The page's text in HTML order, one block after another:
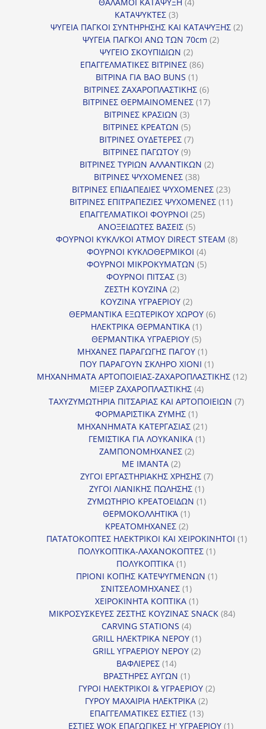
ΚΑΤΑΨΥΚΤΕΣ 33
προϊόντα
ΨΥΓΕΙΑ ΠΑΓΚΟΙ ΣΥΝΤΗΡΗΣΗΣ ΚΑΙ ΚΑΤΑΨΥΞΗΣ 22
ΨΥΓΕΙΑ ΠΑΓΚΟΙ ΑΝΩ ΤΩΝ 70cm 22
ΨΥΓΕΙΟ ΣΚΟΥΠΙΔΙΩΝ 22
προϊόντα
ΕΠΑΓΓΕΛΜΑΤΙΚΕΣ ΒΙΤΡΙΝΕΣ 8686
ΒΙΤΡΙΝΑ ΓΙΑ BAO BUNS 11
προϊόν
ΒΙΤΡΙΝΕΣ ΖΑΧΑΡΟΠΛΑΣΤΙΚΗΣ 66
προϊόντα
ΒΙΤΡΙΝΕΣ ΘΕΡΜΑΙΝΟΜΕΝΕΣ 1717
ΒΙΤΡΙΝΕΣ ΚΡΑΣΙΩΝ 33
προϊόντα
ΒΙΤΡΙΝΕΣ ΚΡΕΑΤΩΝ 55
προϊόντα
ΒΙΤΡΙΝΕΣ ΟΥΔΕΤΕΡΕΣ 77
ΒΙΤΡΙΝΕΣ ΠΑΓΩΤΟΥ 99
προϊόντα
ΒΙΤΡΙΝΕΣ ΤΥΡΙΩΝ ΑΛΛΑΝΤΙΚΩΝ 22
ΒΙΤΡΙΝΕΣ ΨΥΧΟΜΕΝΕΣ 3838
προϊόντα
ΒΙΤΡΙΝΕΣ ΕΠΙΔΑΠΕΔΙΕΣ ΨΥΧΟΜΕΝΕΣ 2323
προϊόντα
ΒΙΤΡΙΝΕΣ ΕΠΙΤΡΑΠΕΖΙΕΣ ΨΥΧΟΜΕΝΕΣ 1111
ΕΠΑΓΓΕΛΜΑΤΙΚΟΙ ΦΟΥΡΝΟΙ 2525
ΑΝΟΞΕΙΔΩΤΕΣ ΒΑΣΕΙΣ 55
προϊόντα
ΦΟΥΡΝΟΙ ΚΥΚΛ/ΚΟΙ ΑΤΜΟΥ DIRECT STEAM 88
ΦΟΥΡΝΟΙ ΚΥΚΛΟΘΕΡΜΙΚΟΙ 44
προϊόντα
ΦΟΥΡΝΟΙ ΜΙΚΡΟΚΥΜΑΤΩΝ 55
ΦΟΥΡΝΟΙ ΠΙΤΣΑΣ 33
ΖΕΣΤΗ ΚΟΥΖΙΝΑ 22
προϊόντα
ΚΟΥΖΙΝΑ ΥΓΡΑΕΡΙΟΥ 22
προϊόντα
ΘΕΡΜΑΝΤΙΚΑ ΕΞΩΤΕΡΙΚΟΥ ΧΩΡΟΥ 66
ΗΛΕΚΤΡΙΚΑ ΘΕΡΜΑΝΤΙΚΑ 11
προϊόν
ΘΕΡΜΑΝΤΙΚΑ ΥΓΡΑΕΡΙΟΥ 55
προϊόντα
ΜΗΧΑΝΕΣ ΠΑΡΑΓΩΓΗΣ ΠΑΓΟΥ 11
προϊόν
ΠΟΥ ΠΑΡΑΓΟΥΝ ΣΚΛΗΡΟ ΧΙΟΝΙ 11
προϊόν
ΜΗΧΑΝΗΜΑΤΑ ΑΡΤΟΠΟΙΕΙΑΣ-ΖΑΧΑΡΟΠΛΑΣΤΙΚΗΣ 1212
ΜΙΞΕΡ ΖΑΧΑΡΟΠΛΑΣΤΙΚΗΣ 44
προϊόντα
ΤΑΧΥΖΥΜΩΤΗΡΙΑ ΠΙΤΣΑΡΙΑΣ ΚΑΙ ΑΡΤΟΠΟΙΕΙΩΝ 77
ΦΟΡΜΑΡΙΣΤΙΚΑ ΖΥΜΗΣ 11
προϊόν
ΜΗΧΑΝΗΜΑΤΑ ΚΑΤΕΡΓΑΣΙΑΣ 2121
προϊόντα
ΓΕΜΙΣΤΙΚΑ ΓΙΑ ΛΟΥΚΑΝΙΚΑ 11
ΖΑΜΠΟΝΟΜΗΧΑΝΕΣ 22
ΜΕ ΙΜΑΝΤΑ 22
προϊόντα
ΖΥΓΟΙ ΕΡΓΑΣΤΗΡΙΑΚΗΣ ΧΡΗΣΗΣ 77
ΖΥΓΟΙ ΛΙΑΝΙΚΗΣ ΠΩΛΗΣΗΣ 11
προϊόν
ΖΥΜΩΤΗΡΙΟ ΚΡΕΑΤΟΕΙΔΩΝ 11
ΘΕΡΜΟΚΟΛΛΗΤΙΚΆ 11
προϊόν
ΚΡΕΑΤΟΜΗΧΑΝΕΣ 22
προϊόντα
ΠΑΤΑΤΟΚΟΠΤΕΣ ΗΛΕΚΤΡΙΚΟΙ ΚΑΙ ΧΕΙΡΟΚΙΝΗΤΟΙ 11
ΠΟΛΥΚΟΠΤΙΚΑ-ΛΑΧΑΝΟΚΟΠΤΕΣ 11
ΠΟΛΥΚΟΠΤΙΚΑ 11
προϊόν
ΠΡΙΟΝΙ ΚΟΠΗΣ ΚΑΤΕΨΥΓΜΕΝΩΝ 11
ΣΝΙΤΣΕΛΟΜΗΧΑΝΕΣ 11
προϊόν
ΧΕΙΡΟΚΙΝΗΤΑ ΚΟΠΤΙΚΑ 11
προϊόν
ΜΙΚΡΟΣΥΣΚΕΥΕΣ ΖΕΣΤΗΣ ΚΟΥΖΙΝΑΣ SNACK 8484
CARVING STATIONS 44
προϊόντα
GRILL ΗΛΕΚΤΡΙΚΑ ΝΕΡΟΥ 11
προϊόν
GRILL ΥΓΡΑΕΡΙΟΥ ΝΕΡΟΥ 22
ΒΑΦΛΙΕΡΕΣ 1414
προϊόντα
ΒΡΑΣΤΗΡΕΣ ΑΥΓΩΝ 11
προϊόν
ΓΥΡΟΙ ΗΛΕΚΤΡΙΚΟΙ & ΥΓΡΑΕΡΙΟΥ 22
ΓΥΡΟΥ ΜΑΧΑΙΡΙΑ ΗΛΕΚΤΡΙΚΑ 22
ΕΠΑΓΓΕΛΜΑΤΙΚΕΣ ΕΣΤΙΕΣ 1313
προϊόντα
ΕΣΤΙΕΣ WOK ΕΠΑΓΩΓΙΚΕΣ Η' ΥΓΡΑΕΡΙΟΥ 11